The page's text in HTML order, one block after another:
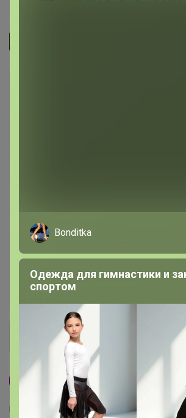
Хит
Bonditka
Одежда для гимнастики и
спортом